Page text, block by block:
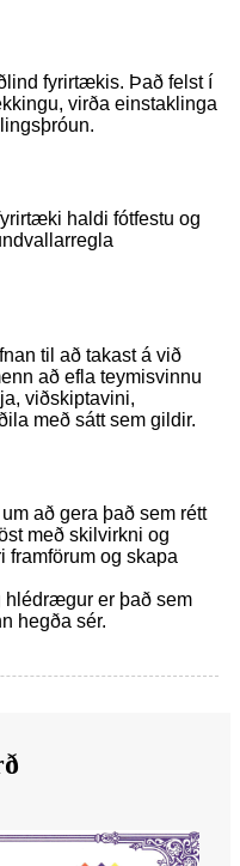
fyrirtækis. Það felst í
virða einstaklinga
haldi fótfestu og
til að takast á við
að efla teymisvinnu
viðskiptavini,
með sátt sem gildir.
að gera það sem rétt
með skilvirkni og
framförum og skapa
hlédrægur er það sem
hegða sér.